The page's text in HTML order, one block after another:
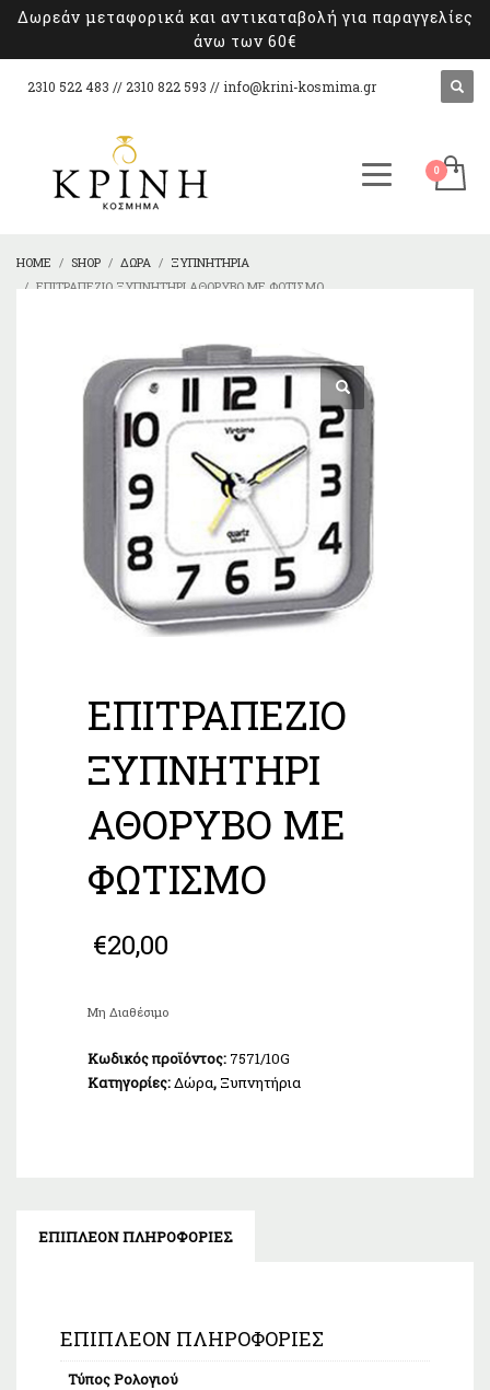
Δωρεάν μεταφορικά και αντικαταβολή για παραγγελίες
άνω των 60€
2310 522 483 // 2310 822 593 // info@krini-kosmima.gr
HOME SHOP ΔΏΡΑ
ΞΥΠΝΗΤΉΡΙΑ
ΕΠΙΤΡΑΠΕΖΙΟ ΞΥΠΝΗΤΗΡΙ ΑΘΟΡΥΒΟ ΜΕ ΦΩΤΙΣΜΟ
ΕΠΙΤΡΑΠΕΖΙΟ
ΞΥΠΝΗΤΗΡΙ
ΑΘΟΡΥΒΟ ΜΕ
ΦΩΤΙΣΜΟ
€20,00
Μη Διαθέσιμο
Κωδικός προϊόντος: 7571/10G
Κατηγορίες:Δώρα, Ξυπνητήρια
ΕΠΙΠΛΈΟΝ ΠΛΗΡΟΦΟΡΊΕΣ
ΕΠΙΠΛΈΟΝ ΠΛΗΡΟΦΟΡΊΕΣ
Τύπος Ρολογιού